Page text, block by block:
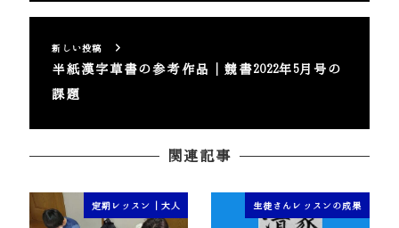
新しい投稿
半紙漢字草書の参考作品｜競書2022年5月号の
課題
関連記事
定期レッスン｜大人 生徒さんレッスンの成果